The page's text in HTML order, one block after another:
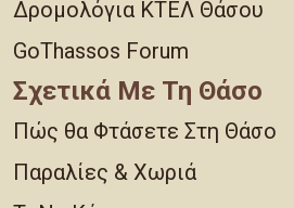
Δρομολόγια ΚΤΕΛ Θάσου
GoThassos Forum
Σχετικά Με Τη Θάσο
Πώς θα Φτάσετε Στη Θάσο
Παραλίες & Χωριά